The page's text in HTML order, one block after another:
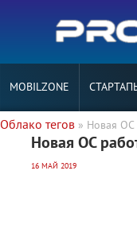
MOBILZONE
Облако тегов » Новая ОС
Новая ОС
16 МАЙ 2019